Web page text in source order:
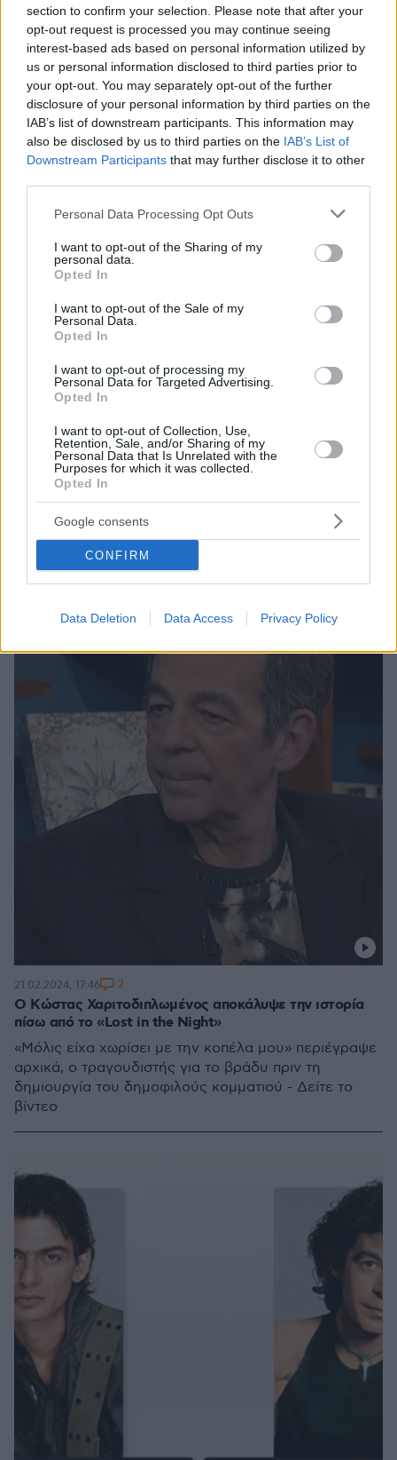
section to confirm your selection. Please note that after your
opt-out request is processed you may continue seeing
interest-based ads based on personal information utilized by
us or personal information disclosed to third parties prior to
your opt-out. You may separately opt-out of the further
disclosure of your personal information by third parties on the
IAB’s list of downstream participants. This information may
also be disclosed by us to third parties on the IAB’s List of
Downstream Participants that may further disclose it to other
Please note that this website/app uses one or more Google
not limited to your visit or usage behaviour. You may click to
grant or deny consent to Google and its third-party tags to
use your data for below specified purposes in below Google
consent section.
Personal Data Processing Opt Outs
I want to opt-out of the Sharing of my
personal data.
Opted In
I want to opt-out of the Sale of my
Personal Data.
Opted In
I want to opt-out of processing my
Personal Data for Targeted Advertising.
Opted In
I want to opt-out of Collection, Use,
Retention, Sale, and/or Sharing of my
Personal Data that Is Unrelated with the
Purposes for which it was collected.
Opted In
Google consents
CONFIRM
Data Deletion Data Access Privacy Policy
Μακάρι να έρθει κάποιος και να μου πει να
τραπάρουμε μαζί, πρόσθεσε
Ο Αντώνης Δημητριάδης έφτιαξε ένα νέο remix του
«Lost In The Night» σε συνεργασία με τον Dim Angelo
Διαθέσιμο σε όλες τις ψηφιακές πλατφόρμες από τη
Heaven Music
24.03.2024, 12:16 1
Ο Κώστας Χαριτοδιπλωμένος αποκάλυψε την ιστορία
πίσω από το «Lost in the Night»
«Μόλις είχα χωρίσει με την κοπέλα μου» περιέγραψε
αρχικά, ο τραγουδιστής για το βράδυ πριν τη
δημιουργία του δημοφιλούς κομματιού - Δείτε το
βίντεο
21.02.2024, 17:46 2